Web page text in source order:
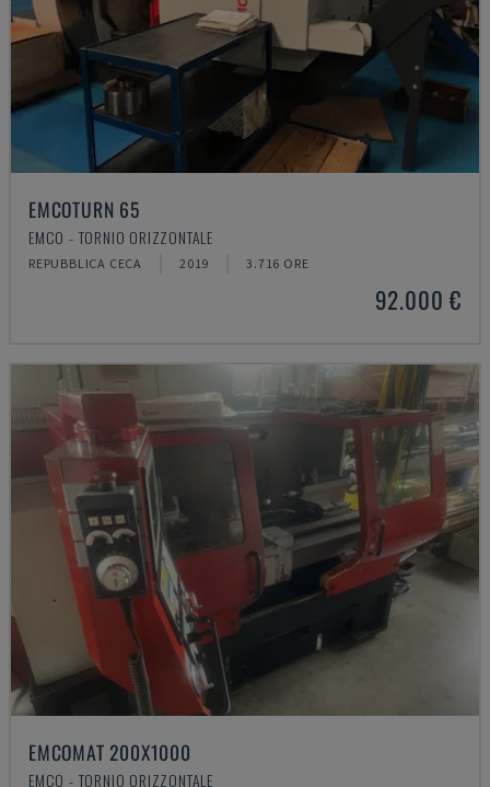
EMCOTURN 65
EMCO - TORNIO ORIZZONTALE
REPUBBLICA CECA 2019 3.716 ORE
92.000 €
EMCOMAT 200X1000
EMCO - TORNIO ORIZZONTALE